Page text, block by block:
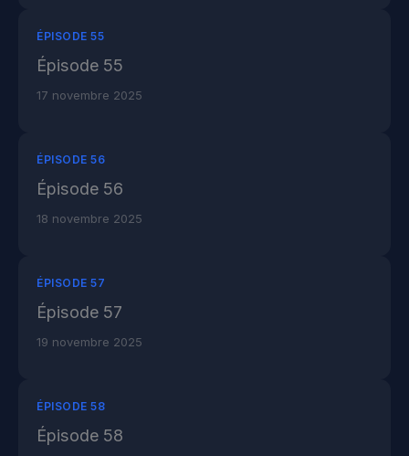
ÉPISODE 55
Épisode 55
17 novembre 2025
ÉPISODE 56
Épisode 56
18 novembre 2025
ÉPISODE 57
Épisode 57
19 novembre 2025
ÉPISODE 58
Épisode 58